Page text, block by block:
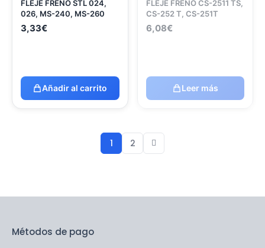
FLEJE FRENO STL 024,
026, MS-240, MS-260
3,33€
Añadir al carrito
FLEJE FRENO CS-2511 TS,
CS-252 T, CS-251T
6,08€
Leer más
1 2
Métodos de pago